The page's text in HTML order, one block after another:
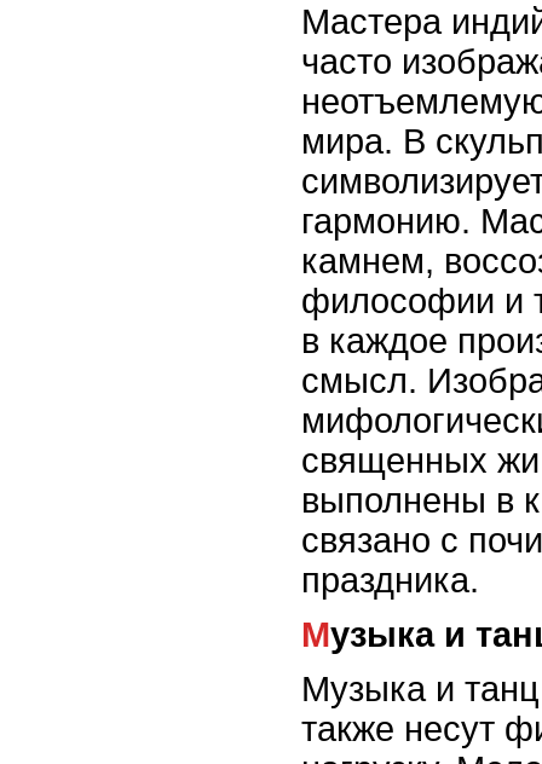
Мастера
часто
мира. В
гармонию.
камнем,
философии и
в каждое
смысл.
священных
выполнены в
связано с
праздника.
Музыка и
Музыка и
также несут